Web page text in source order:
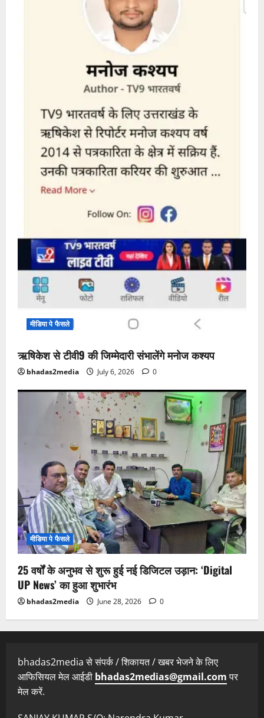
मीडिया पे फैसले
ऋषिकेश से टीवी9 की जिम्मेदारी संभालेंगे मनोज कश्यप
bhadas2media July 6, 2026 0
मीडिया पे फैसले
25 वर्षों के अनुभव से शुरू हुई नई डिजिटल उड़ान: ‘Digital
UP News’ का हुआ शुभारंभ
bhadas2media June 28, 2026 0
bhadas2media से संपर्क / शिकायत / खबर भेजने के लिए
आफिसियल मेल आईडी bhadas2medias@gmail.comपर
मेल करें.